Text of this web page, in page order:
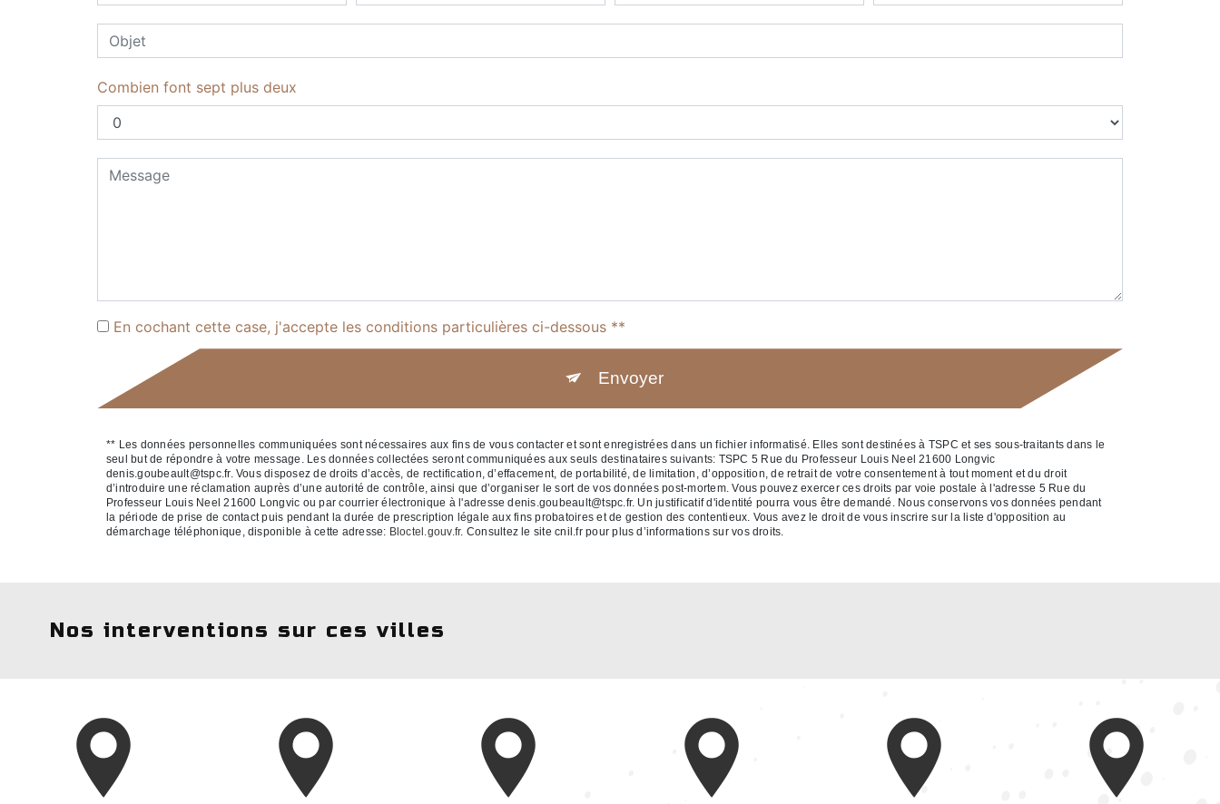
Combien font sept plus deux
En cochant cette case, j'accepte les conditions particulières ci-dessous **
Envoyer
** Les données personnelles communiquées sont nécessaires aux fins de vous contacter et sont enregistrées dans un fichier informatisé. Elles sont destinées à TSPC et ses sous-traitants dans le
seul but de répondre à votre message. Les données collectées seront communiquées aux seuls destinataires suivants: TSPC 5 Rue du Professeur Louis Neel 21600 Longvic
denis.goubeault@tspc.fr. Vous disposez de droits d’accès, de rectification, d’effacement, de portabilité, de limitation, d’opposition, de retrait de votre consentement à tout moment et du droit
d’introduire une réclamation auprès d’une autorité de contrôle, ainsi que d’organiser le sort de vos données post-mortem. Vous pouvez exercer ces droits par voie postale à l'adresse 5 Rue du
Professeur Louis Neel 21600 Longvic ou par courrier électronique à l'adresse denis.goubeault@tspc.fr. Un justificatif d'identité pourra vous être demandé. Nous conservons vos données pendant
la période de prise de contact puis pendant la durée de prescription légale aux fins probatoires et de gestion des contentieux. Vous avez le droit de vous inscrire sur la liste d'opposition au
démarchage téléphonique, disponible à cette adresse: Bloctel.gouv.fr. Consultez le site cnil.fr pour plus d’informations sur vos droits.
Nos interventions sur ces villes